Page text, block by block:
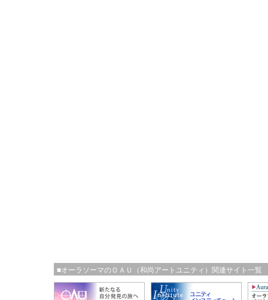
■オーラソーマのＯＡＵ（和尚アートユニティ）関連サイト一覧